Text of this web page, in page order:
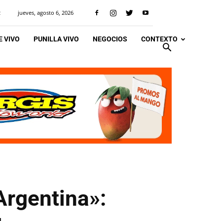
jueves, agosto 6, 2026
VIVO PUNILLA VIVO NEGOCIOS CONTEXTO